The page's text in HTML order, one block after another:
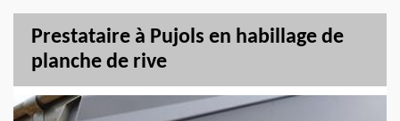
Prestataire à Pujols en habillage de
planche de rive